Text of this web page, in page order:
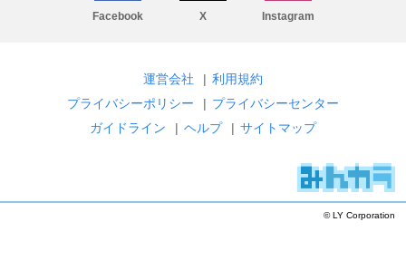
Facebook X Instagram
運営会社 | 利用規約
プライバシーポリシー
| プライバシーセンター
ガイドライン
| ヘルプ | サイトマップ
© LY Corporation